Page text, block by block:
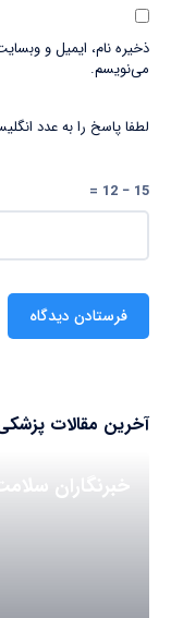
ذخیره نام، ایمیل و
می‌نویسم.
لطفا پاسخ را به عدد
15 − 12 =
آخرین مقالات
خبرنگاران